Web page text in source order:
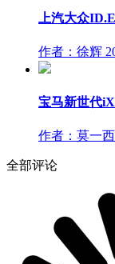
上汽大众
作者：徐辉
宝马新世代
作者：莫一西
全部评论